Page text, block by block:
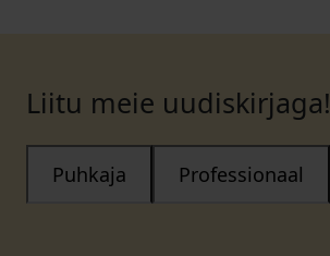
Liitu meie uudiskirjaga!
Puhkaja Professionaal